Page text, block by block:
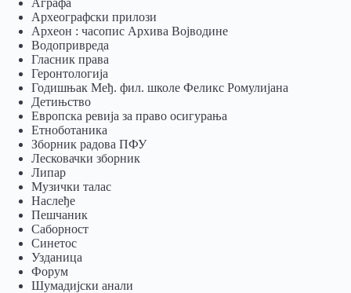
Археографски прилози
Археон : часопис Архива Војводине
Водопривреда
Гласник права
Геронтологија
Годишњак Међ. фил. школе Феликс Ромулијана
Детињство
Европска ревија за право осигурања
Eтноботаника
Зборник радова ПФУ
Лесковачки зборник
Липар
Музички талас
Наслеђе
Пешчаник
Саборност
Синетос
Узданица
Форум
Шумадијски анали